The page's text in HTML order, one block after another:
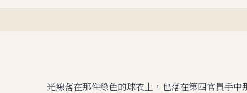
光線落在那件綠色的球衣上，也落在第四官員手